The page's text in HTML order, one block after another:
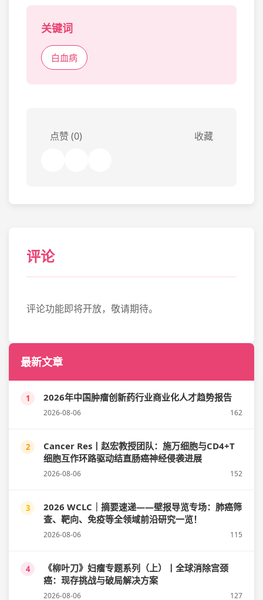
关键词
白血病
点赞 (0) 收藏
评论
评论功能即将开放，敬请期待。
最新文章
1 2026年中国肿瘤创新药行业商业化人才趋势报告
2026-08-06 162
2
Cancer Res丨赵宏教授团队：施万细胞与CD4+T
细胞互作环路驱动结直肠癌神经侵袭进展
2026-08-06 152
3
2026 WCLC｜摘要速递——壁报导览专场：肺癌筛
查、靶向、免疫等全领域前沿研究一览！
2026-08-06 115
4
《柳叶刀》妇瘤专题系列（上）丨全球消除宫颈
癌：现存挑战与破局解决方案
2026-08-06 127